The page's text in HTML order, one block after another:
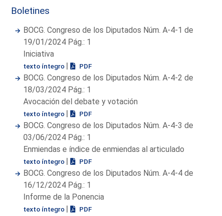
Boletines
BOCG. Congreso de los Diputados Núm. A-4-1 de
19/01/2024 Pág.: 1
Iniciativa
texto íntegro | PDF
BOCG. Congreso de los Diputados Núm. A-4-2 de
18/03/2024 Pág.: 1
Avocación del debate y votación
texto íntegro | PDF
BOCG. Congreso de los Diputados Núm. A-4-3 de
03/06/2024 Pág.: 1
Enmiendas e índice de enmiendas al articulado
texto íntegro | PDF
BOCG. Congreso de los Diputados Núm. A-4-4 de
16/12/2024 Pág.: 1
Informe de la Ponencia
texto íntegro | PDF